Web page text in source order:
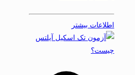
اطلاعات بیشتر